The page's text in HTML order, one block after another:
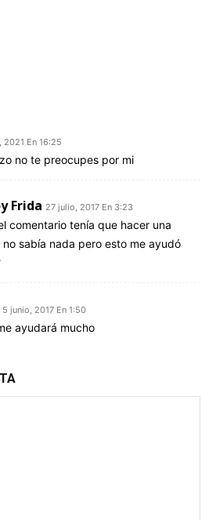
2021 En 16:25
no te preocupes por mi
Frida 27 julio, 2017 En 3:23
comentario tenía que hacer una
sabía nada pero esto me ayudó
5 junio, 2017 En 1:50
ayudará mucho